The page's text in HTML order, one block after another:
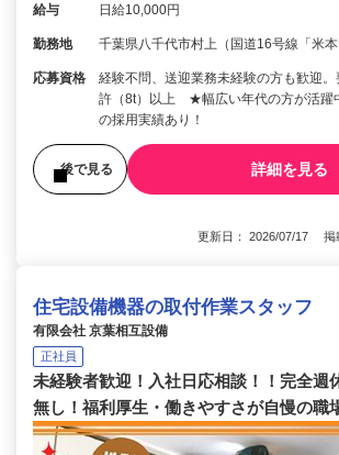
給与 日給10,000円
勤務地 千葉県八千代市村上（国道16号線「米本
応募資格
経験不問、送迎業務未経験の方も歓迎
許（8t）以上 ★幅広い年代の方が活躍
の採用実績あり！
後で見る 詳細を見る
更新日： 2026/07/17 掲
住宅設備機器の取付作業スタッフ
有限会社 京葉相互設備
正社員
未経験者歓迎！入社日応相談！！完全週
無し！福利厚生・働きやすさが自慢の職